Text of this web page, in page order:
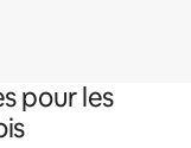
pour les